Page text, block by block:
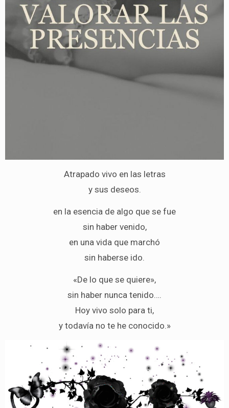
Atrapado vivo en las letras
y sus deseos.
en la esencia de algo que se fue
sin haber venido,
en una vida que marchó
sin haberse ido.
«De lo que se quiere»,
sin haber nunca tenido….
Hoy vivo solo para ti,
y todavía no te he conocido.»